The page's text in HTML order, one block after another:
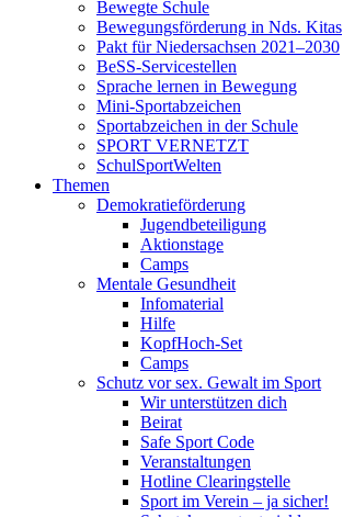
Bewegte Schule
Bewegungsförderung in Nds. Kitas
Pakt für Niedersachsen 2021–2030
BeSS-Servicestellen
Sprache lernen in Bewegung
Mini-Sportabzeichen
Sportabzeichen in der Schule
SPORT VERNETZT
SchulSportWelten
Themen
Demokratieförderung
Jugendbeteiligung
Aktionstage
Camps
Mentale Gesundheit
Infomaterial
Hilfe
KopfHoch-Set
Camps
Schutz vor sex. Gewalt im Sport
Wir unterstützen dich
Beirat
Safe Sport Code
Veranstaltungen
Hotline Clearingstelle
Sport im Verein – ja sicher!